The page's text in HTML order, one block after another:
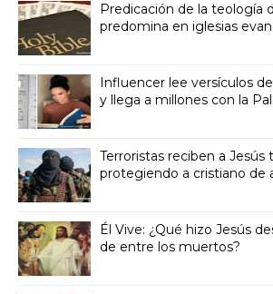
Predicación de la teología
predomina en iglesias
Influencer lee versículos
y llega a millones con la
Terroristas reciben a Jesús
protegiendo a cristiano de
Él Vive: ¿Qué hizo Jesús
de entre los muertos?